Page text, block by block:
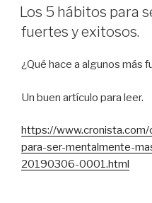
ON
Los 5 hábitos para
fuertes y exitosos.
¿Qué hace a algunos más
Un buen artículo para leer.
https://
para-ser-mentalmente-
20190306-0001.html